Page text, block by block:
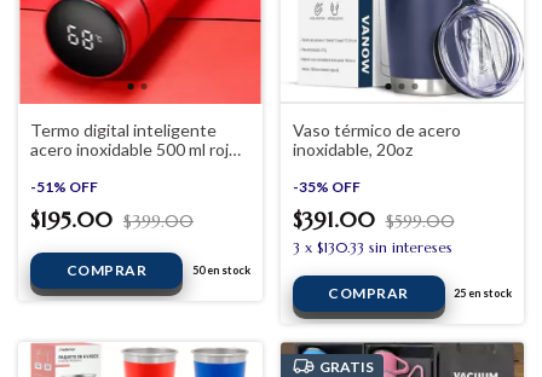
Termo digital inteligente
acero inoxidable 500 ml rojo
-51 % OFF
$195.00 $399.00
50en stock
Vaso térmico de acero
inoxidable, 20oz
-35% OFF
$391.00 $599.00
3 x $130.33 sin intereses
25en stock
GRATIS